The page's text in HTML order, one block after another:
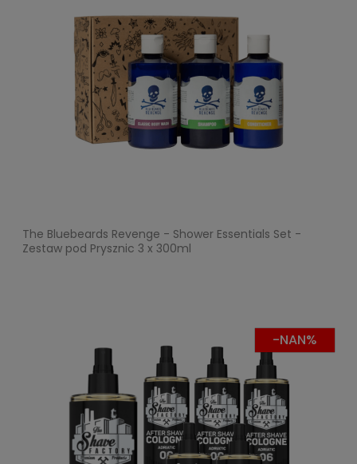
The Bluebeards Revenge - Shower Essentials Set -
Zestaw pod Prysznic 3 x 300ml
-NAN%